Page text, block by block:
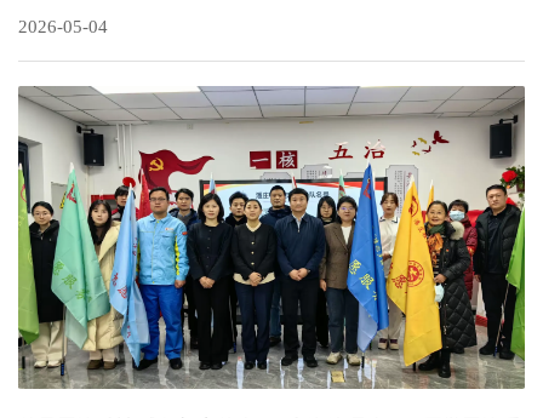
咨授牌授旗，青年代表在会上作主题发言，充分展现了公司青
2026-05-04